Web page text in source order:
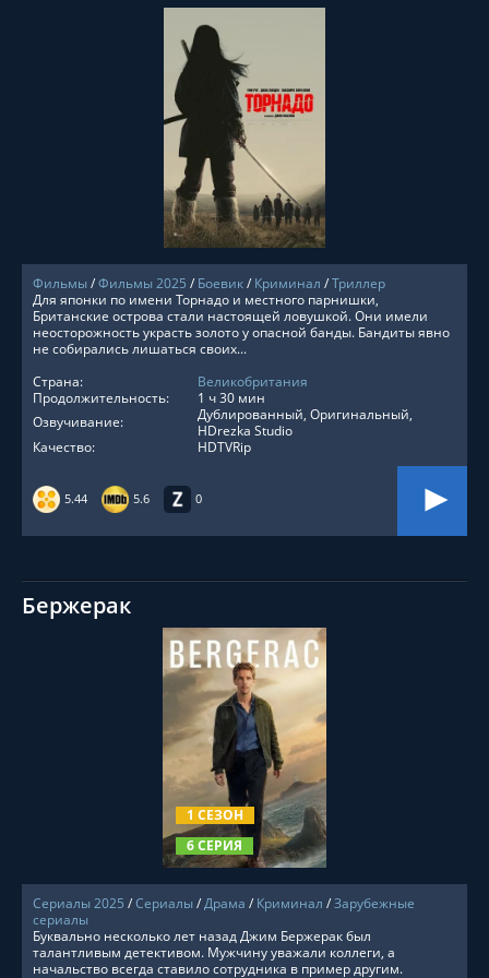
СМОТРЕТЬ ОНЛАЙН
Фильмы/Фильмы 2025 / Боевик/ Криминал /Триллер
5.44 5.6 0
Для японки по имени Торнадо и местного парнишки,
Британские острова стали настоящей ловушкой. Они имели
неосторожность украсть золото у опасной банды. Бандиты явно
не собирались лишаться своих...
Страна:
Великобритания
Продолжительность:
1 ч 30 мин
Озвучивание:
Дублированный, Оригинальный,
HDrezka Studio
Качество:
HDTVRip
Бержерак
1 СЕЗОН
6 СЕРИЯ
СМОТРЕТЬ ОНЛАЙН
Сериалы 2025 /Сериалы/Драма / Криминал /Зарубежные
сериалы
Буквально несколько лет назад Джим Бержерак был
талантливым детективом. Мужчину уважали коллеги, а
начальство всегда ставило сотрудника в пример другим.